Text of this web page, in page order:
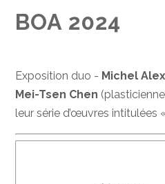
BOA 2024
Exposition duo - Michel
Mei-Tsen Chen
leur série d’œuvres intitulées